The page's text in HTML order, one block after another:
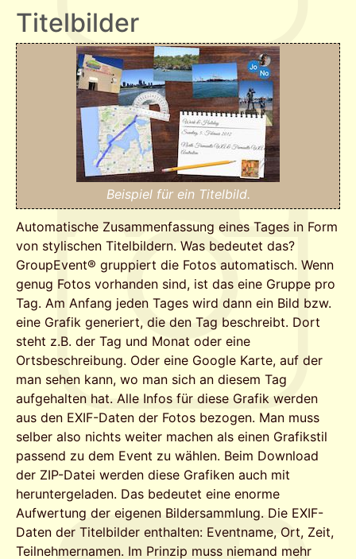
Titelbilder
Beispiel für ein Titelbild.
Automatische Zusammenfassung eines Tages in Form
von stylischen Titelbildern. Was bedeutet das?
GroupEvent® gruppiert die Fotos automatisch. Wenn
genug Fotos vorhanden sind, ist das eine Gruppe pro
Tag. Am Anfang jeden Tages wird dann ein Bild bzw.
eine Grafik generiert, die den Tag beschreibt. Dort
steht z.B. der Tag und Monat oder eine
Ortsbeschreibung. Oder eine Google Karte, auf der
man sehen kann, wo man sich an diesem Tag
aufgehalten hat. Alle Infos für diese Grafik werden
aus den EXIF-Daten der Fotos bezogen. Man muss
selber also nichts weiter machen als einen Grafikstil
passend zu dem Event zu wählen. Beim Download
der ZIP-Datei werden diese Grafiken auch mit
heruntergeladen. Das bedeutet eine enorme
Aufwertung der eigenen Bildersammlung. Die EXIF-
Daten der Titelbilder enthalten: Eventname, Ort, Zeit,
Teilnehmernamen. Im Prinzip muss niemand mehr